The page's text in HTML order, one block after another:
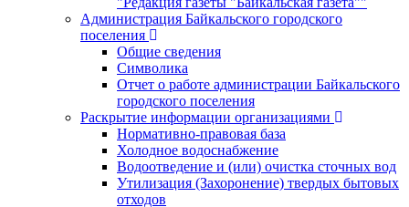
Администрация Байкальского городского
поселения
Общие сведения
Символика
Отчет о работе администрации Байкальского
городского поселения
Раскрытие информации организациями
Нормативно-правовая база
Холодное водоснабжение
Водоотведение и (или) очистка сточных вод
Утилизация (Захоронение) твердых бытовых
отходов